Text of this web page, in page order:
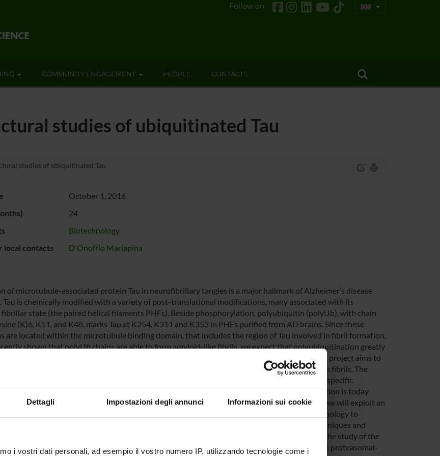
Dettagli Impostazioni degli annunci Informazioni sui cookie
i vostri dati personali, ad esempio il vostro numero IP, utilizzando tecnologie come i
Follow on
COMMUNITY ENGAGEMENT PEOPLE CONTACTS
studies of ubiquitinated Tau
studies of ubiquitinated Tau
October 1, 2016
24
Biotechnology
local contacts
D'Onofrio Mariapina
of microtubule-associated protein Tau in neurofibrillary tangles is a major hallmark of Alzheimer’s disease
Tau is chemically modified with a variety of post-translational modifications, many associated with its
state (the paired helical filaments PHFs). Beside phosphorylation, polyubiquitin (polyUb), with chain
(K)6, K11, and K48, marks Tau at K254, K311 and K353 in PHFs purified from AD brains. Since these
are located within the microtubule binding domain, that includes the region of Tau involved in fibril formation,
shown that polyUb chains are able to form amyloid-like fibrils, we expect that polyubiquitination greatly
and aggregation process with effect on the development of AD. In this framework this project aims to
of polyubiquitination on the structural properties of Tau and on its aggregation pathway to fibrils. The
require a method to obtain high yield of the protein Tau homogeneously modified via regiospecific
with polyUb chains of defined linkage and length. In our knowledge, no structural information is today
polyubiquitinated-Tau (polyUb-Tau). To obtain Tau modified with polyUb at specific positions we will exploit an
that combines a cutting-edge semi-synthetic protocol with the genetic-expansion technology to
the C-terminus of a polyUb to specific lysines of Tau protein. Then, with advanced NMR techniques and
we aim to provide detailed information on the aggregation mechanism of polyUb-Tau. The study of the
on Tau structure and aggregation can reveal structural changes that impair the proteasomal-